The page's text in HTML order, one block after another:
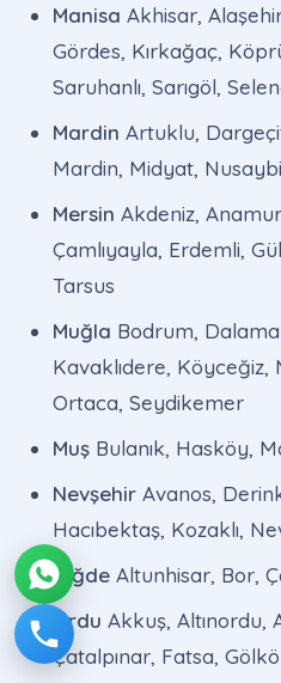
Manisa Akhisar,
Gördes, Kırkağaç,
Saruhanlı, Sarıgöl,
Mardin Artuklu,
Mardin, Midyat,
Mersin Akdeniz,
Çamlıyayla, Erdemli,
Tarsus
Muğla Bodrum,
Kavaklıdere, Köyceğiz,
Ortaca, Seydikemer
Muş Bulanık, Hasköy,
Nevşehir Avanos,
Hacıbektaş, Kozaklı,
Niğde Altunhisar, Bor,
Ordu Akkuş, Altınordu,
Çatalpınar, Fatsa,